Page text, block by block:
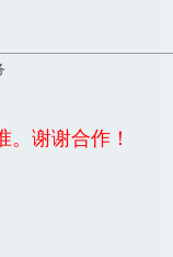
谢谢合作！